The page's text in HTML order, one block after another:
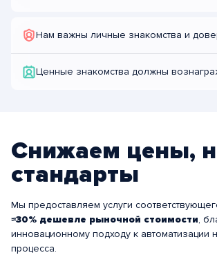
Нам важны личные знакомства и
Ценные знакомства должны
Снижаем цены,
стандарты
Мы предоставляем услуги
≈30% дешевле рыночной стоимости,
инновационному подходу к автоматизации
процесса.